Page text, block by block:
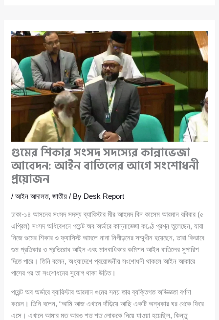
গুমের শিকার সংসদ সদস্যের কান্নাভেজা
আবেদন: আইন বাতিলের আগে সংশোধনী
প্রয়োজন
/আইন আদালত,জাতীয় / By Desk Report
ঢাকা-১৪ আসনের সংসদ সদস্য ব্যারিস্টার মীর আহমদ বিন কাসেম আরমান রবিবার (৫
এপ্রিল) সংসদ অধিবেশনে পয়েন্ট অব অর্ডারে কান্নাভেজা কণ্ঠে প্রশ্ন তুলেছেন, যারা
নিজে গুমের শিকার ও ফ্যাসিস্ট আমলে নানা নিপীড়নের সম্মুখীন হয়েছেন, তারা কিভাবে
গুম প্রতিকার ও প্রতিরোধ আইন এবং মানবাধিকার কমিশন আইন বাতিলের সুপারিশ
দিতে পারে। তিনি বলেন, অধ্যাদেশে প্রয়োজনীয় সংশোধনী থাকলে আইন আকারে
পাসের পর তা সংশোধনের সুযোগ থাকা উচিত।
পয়েন্ট অব অর্ডারে ব্যারিস্টার আরমান গুমের সময় তার ব্যক্তিগত অভিজ্ঞতা বর্ণনা
করেন। তিনি বলেন, “আমি আজ এখানে দাঁড়িয়ে আছি একটি অন্ধকার ঘর থেকে ফিরে
এসে। এখানে আমার মত আরও শত শত লোককে নিয়ে যাওয়া হয়েছিল, কিন্তু